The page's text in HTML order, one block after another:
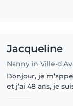
Jacqueline
Nanny in Ville-
Bonjour, je
et j’ai 48 ans, je suis une nounou